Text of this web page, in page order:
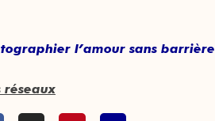
l’amour sans barrière
réseaux